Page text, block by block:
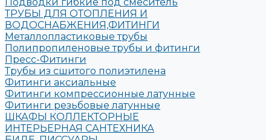
ТРУБЫ ДЛЯ ОТОПЛЕНИЯ И
ВОДОСНАБЖЕНИЯ,ФИТИНГИ
Металлопластиковые трубы
Полипропиленовые трубы и фитинги
Пресс-Фитинги
Трубы из сшитого полиэтилена
Фитинги аксиальные
Фитинги компрессионные латунные
Фитинги резьбовые латунные
ШКАФЫ КОЛЛЕКТОРНЫЕ
ИНТЕРЬЕРНАЯ САНТЕХНИКА